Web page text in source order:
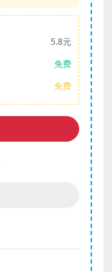
5.8元
免费
免费